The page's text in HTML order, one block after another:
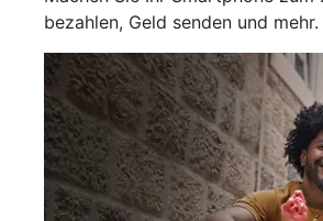
bezahlen, Geld senden und mehr.